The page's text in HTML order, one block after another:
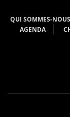
QUI SOMMES-
AGENDA